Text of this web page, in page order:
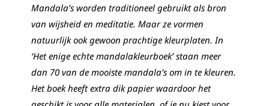
Mandala’s worden traditioneel gebruikt als bron
van wijsheid en meditatie. Maar ze vormen
natuurlijk ook gewoon prachtige kleurplaten. In
‘Het enige echte mandalakleurboek’ staan meer
dan 70 van de mooiste mandala’s om in te kleuren.
Het boek heeft extra dik papier waardoor het